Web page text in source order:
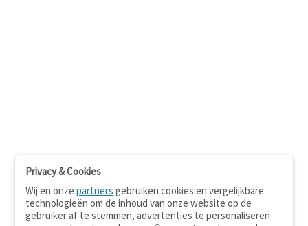
Privacy & Cookies
Wij en onzepartners gebruiken cookies en vergelijkbare
technologieën om de inhoud van onze website op de
gebruiker af te stemmen, advertenties te personaliseren